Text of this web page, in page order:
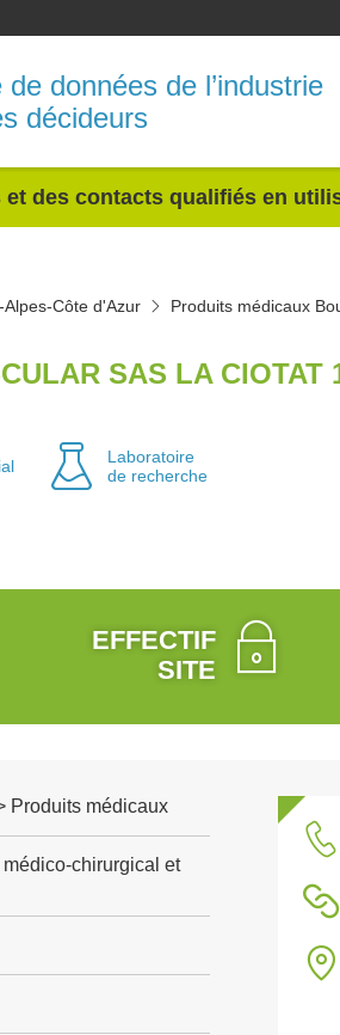
de données de l’industrie
décideurs
et des contacts qualifiés en
Côte d'Azur Produits médicaux
SAS LA CIOTAT
Laboratoire
de recherche
EFFECTIF
SITE
Produits médicaux
chirurgical et